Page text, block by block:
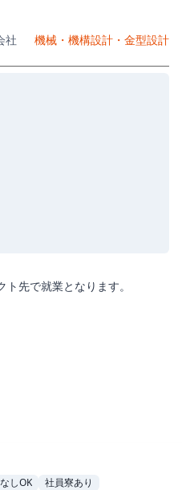
社 機械・機構設計・金型設計
先で就業となります。
しOK
社員寮あり